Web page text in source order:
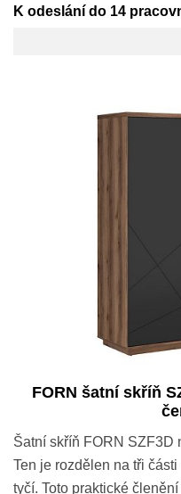
K odeslání do 14
FORN šatní skříň
Šatní skříň FORN SZF3D
Ten je rozdělen na tři
tyčí. Toto praktické